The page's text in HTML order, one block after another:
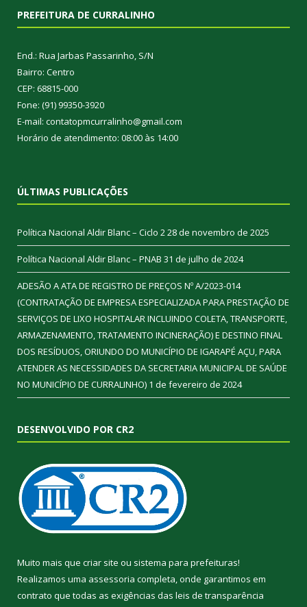
PREFEITURA DE CURRALINHO
End.: Rua Jarbas Passarinho, S/N
Bairro: Centro
CEP: 68815-000
Fone: (91) 99350-3920
E-mail: contatopmcurralinho@gmail.com
Horário de atendimento: 08:00 às 14:00
ÚLTIMAS PUBLICAÇÕES
Política Nacional Aldir Blanc – Ciclo 228 de novembro de 2025
Política Nacional Aldir Blanc – PNAB 31 de julho de 2024
ADESÃO A ATA DE REGISTRO DE PREÇOS Nº A/2023-014
(CONTRATAÇÃO DE EMPRESA ESPECIALIZADA PARA PRESTAÇÃO DE
SERVIÇOS DE LIXO HOSPITALAR INCLUINDO COLETA, TRANSPORTE,
ARMAZENAMENTO, TRATAMENTO INCINERAÇÃO) E DESTINO FINAL
DOS RESÍDUOS, ORIUNDO DO MUNICÍPIO DE IGARAPÉ AÇU, PARA
ATENDER AS NECESSIDADES DA SECRETARIA MUNICIPAL DE SAÚDE
NO MUNICÍPIO DE CURRALINHO) 1 de fevereiro de 2024
DESENVOLVIDO POR CR2
Muito mais que criar site ou sistema para prefeituras!
Realizamos uma assessoria completa, onde garantimos em
contrato que todas as exigências das leis de transparência